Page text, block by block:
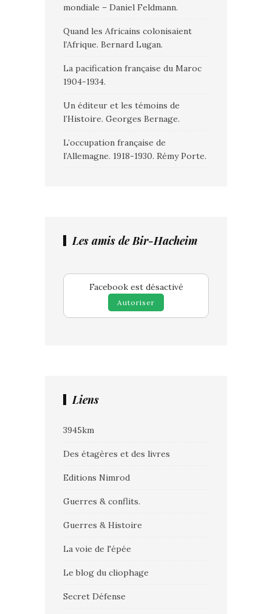
mondiale – Daniel Feldmann.
Quand les Africains colonisaient
l’Afrique. Bernard Lugan.
La pacification française du Maroc
1904-1934.
Un éditeur et les témoins de
l’Histoire. Georges Bernage.
L’occupation française de
l’Allemagne. 1918-1930. Rémy Porte.
Les amis de Bir-Hacheim
Facebook est désactivé
Autoriser
Liens
3945km
Des étagères et des livres
Editions Nimrod
Guerres & conflits.
Guerres & Histoire
La voie de l'épée
Le blog du cliophage
Secret Défense